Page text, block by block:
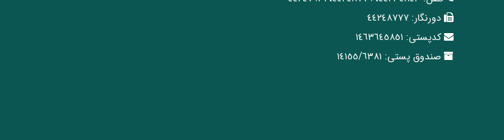
دورنگار: ٤٤٢٤٨٧٧٧
کدپستی: ١٤٦٣٦٤٥٨٥١
صندوق پستی: ١٤١٥٥/٦٣٨١